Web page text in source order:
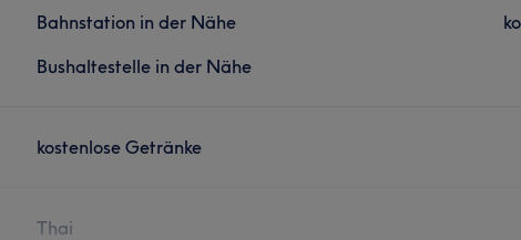
Bahnstation in der Nähe
Bushaltestelle in der Nähe
kostenlose Getränke
Thai